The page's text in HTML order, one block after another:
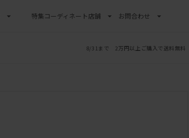
特集コーディネート店舗 お問合わせ
8/31まで 2万円以上ご購入で送料無料